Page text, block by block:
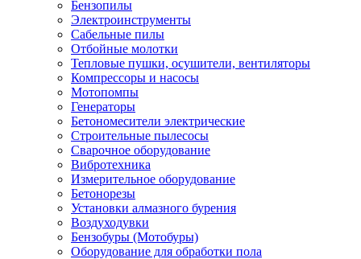
Бензопилы
Электроинструменты
Сабельные пилы
Отбойные молотки
Тепловые пушки, осушители, вентиляторы
Компрессоры и насосы
Мотопомпы
Генераторы
Бетономесители электрические
Строительные пылесосы
Сварочное оборудование
Вибротехника
Измерительное оборудование
Бетонорезы
Установки алмазного бурения
Воздуходувки
Бензобуры (Мотобуры)
Оборудование для обработки пола